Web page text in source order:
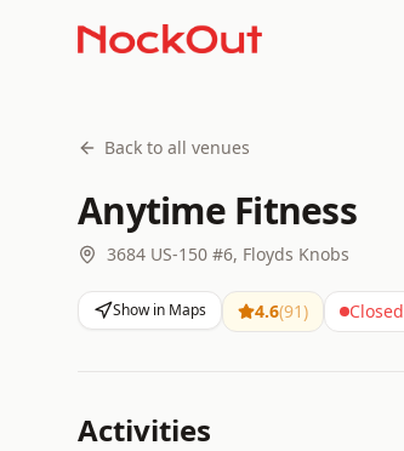
Back to all venues
Anytime Fitness
3684 US-150 #6, Floyds Knobs
Show in Maps 4.6(91) Closed
Activities